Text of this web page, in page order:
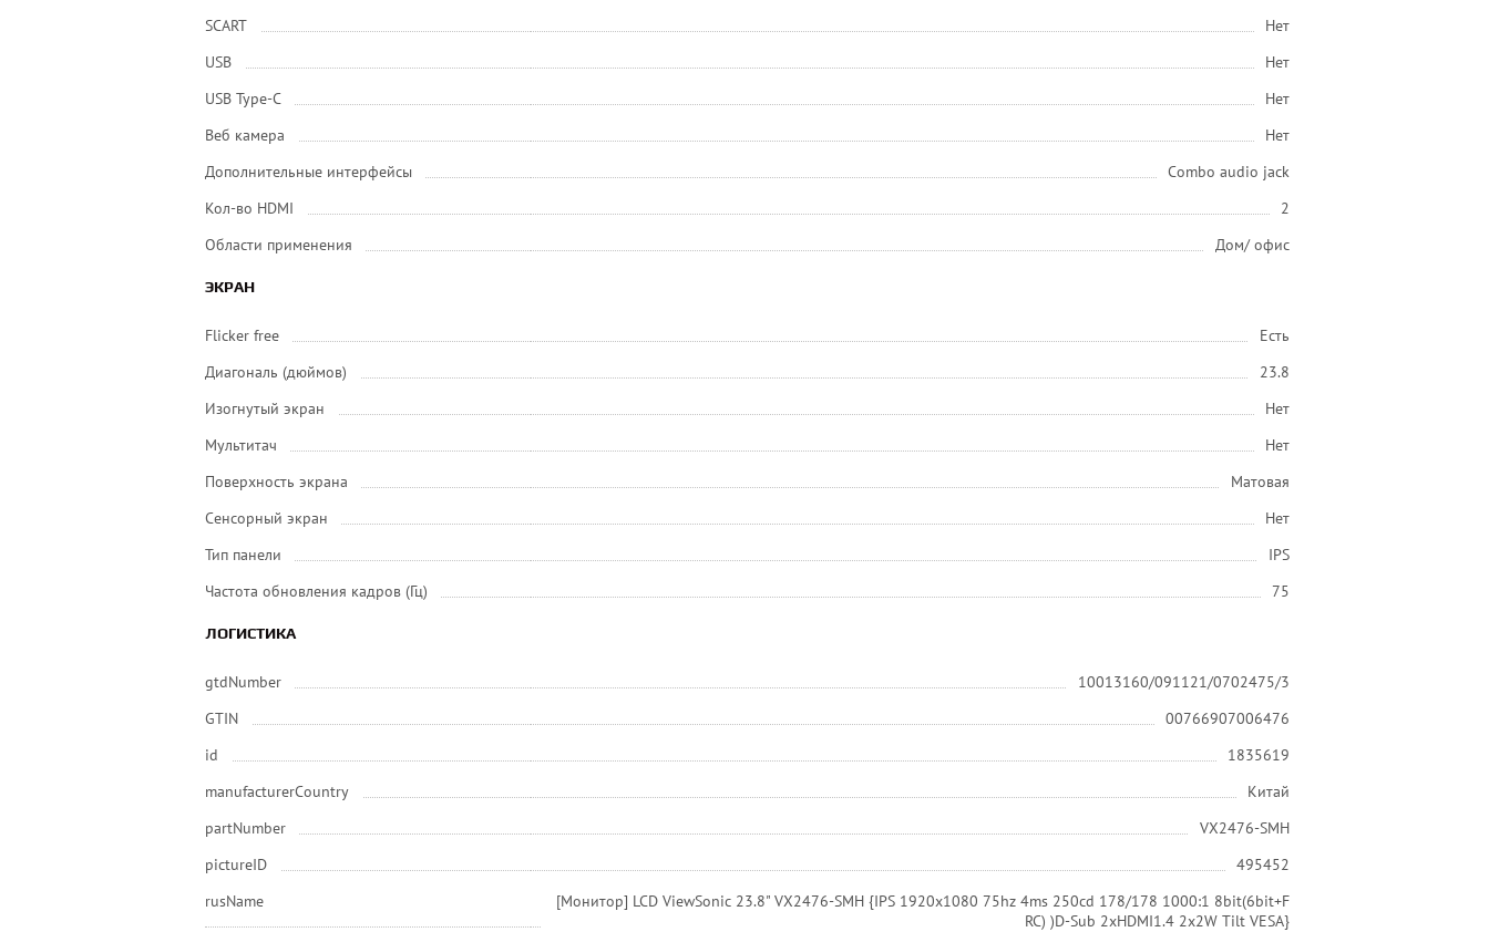
SCART
Нет
USB
Нет
USB Type-C
Нет
Веб камера
Нет
Дополнительные интерфейсы
Combo audio jack
Кол-во HDMI
2
Области применения
Дом/ офис
ЭКРАН
Flicker free
Есть
Диагональ (дюймов)
23.8
Изогнутый экран
Нет
Мультитач
Нет
Поверхность экрана
Матовая
Сенсорный экран
Нет
Тип панели
IPS
Частота обновления кадров (Гц)
75
ЛОГИСТИКА
gtdNumber
10013160/091121/0702475/3
GTIN
00766907006476
id
1835619
manufacturerCountry
Китай
partNumber
VX2476-SMH
pictureID
495452
rusName
[Монитор] LCD ViewSonic 23.8" VX2476-SMH {IPS 1920х1080 75hz 4ms 250cd 178/178 1000:1 8bit(6bit+F
RC) )D-Sub 2xHDMI1.4 2x2W Tilt VESA}